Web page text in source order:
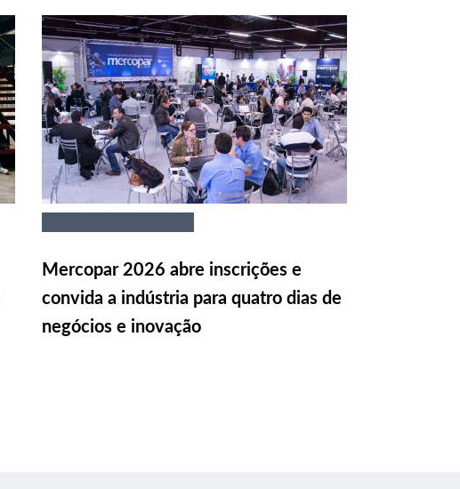
Mercopar 2026 abre inscrições e
convida a indústria para quatro dias de
negócios e inovação